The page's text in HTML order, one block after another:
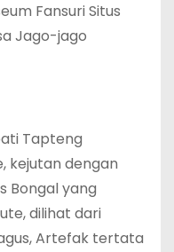
Fansuri Situs
Jago-jago
Tapteng
kejutan dengan
Bongal yang
dilihat dari
Artefak tertata